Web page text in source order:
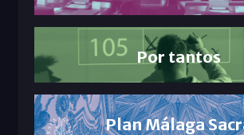
Por tantos
Plan Málaga